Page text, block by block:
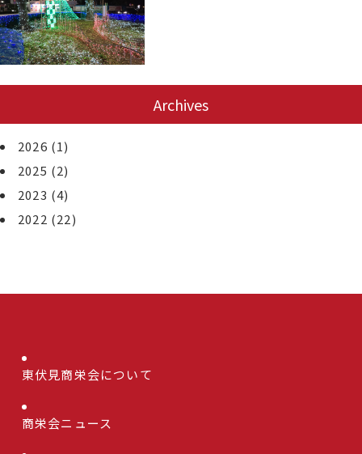
Archives
2026 (1)
2025 (2)
2023 (4)
2022 (22)
東伏見商栄会について
商栄会ニュース